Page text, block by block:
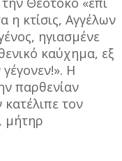
η κτίσις, Αγγέλων
ηγιασμένε
καύχημα, εξ
Η
παρθενίαν
τον
μήτηρ